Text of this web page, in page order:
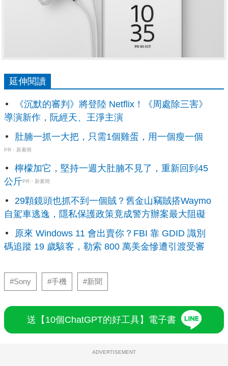
延伸閱讀
《沉默的審判》將登陸 Netflix！《周處除三害》
導演新作，阮經天、王淨主演
肚腩一抓一大把，只需1個雞蛋，用一個瘦一個
PR・新素簡
檸檬加它，堅持一週大肚腩不見了，重新回到45
公斤PR・新素簡
29顆鏡頭也抓不到一個賊？舊金山竊賊搭Waymo
自駕車逃逸，隱私保護政策竟成警方辦案最大阻礙
原來 Windows 11 會出賣你？FBI 靠 GDID 識別
碼追蹤 19 歲駭客，勒索 800 萬美金慘遭引渡受審
#Sony #手機 #新聞
送【10個ChatGPT的好工具】電子書
ADVERTISEMENT